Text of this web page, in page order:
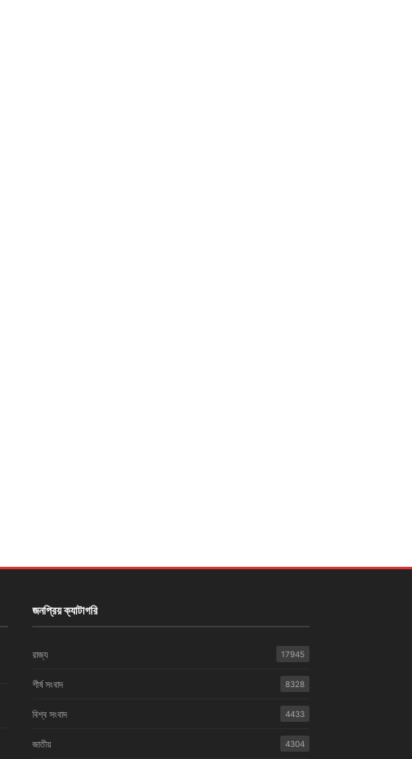
জনপ্রিয় ক্যাটাগরি
রাজ্য 17945
শীর্ষ সংবাদ 8328
বিশ্ব সংবাদ 4433
জাতীয় 4304